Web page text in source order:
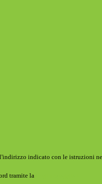
indicato con le istruzioni
tramite la